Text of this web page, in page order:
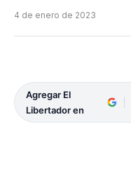
4 de enero de 2023
Agregar El
Libertador en